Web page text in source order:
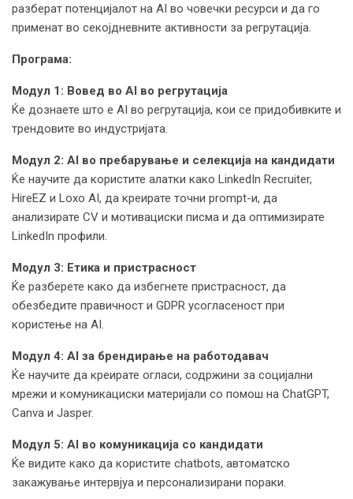
разберат потенцијалот на AI во човечки ресурси и да го
применат во секојдневните активности за регрутација.
Програма:
Модул 1: Вовед во AI во регрутација
Ќе дознаете што е AI во регрутација, кои се придобивките и
трендовите во индустријата.
Модул 2: AI во пребарување и селекција на кандидати
Ќе научите да користите алатки како LinkedIn Recruiter,
HireEZ и Loxo AI, да креирате точни prompt-и, да
анализирате CV и мотивациски писма и да оптимизирате
LinkedIn профили.
Модул 3: Етика и пристрасност
Ќе разберете како да избегнете пристрасност, да
обезбедите правичност и GDPR усогласеност при
користење на AI.
Модул 4: AI за брендирање на работодавач
Ќе научите да креирате огласи, содржини за социјални
мрежи и комуникациски материјали со помош на ChatGPT,
Canva и Jasper.
Модул 5: AI во комуникација со кандидати
Ќе видите како да користите chatbots, автоматско
закажување интервјуа и персонализирани пораки.